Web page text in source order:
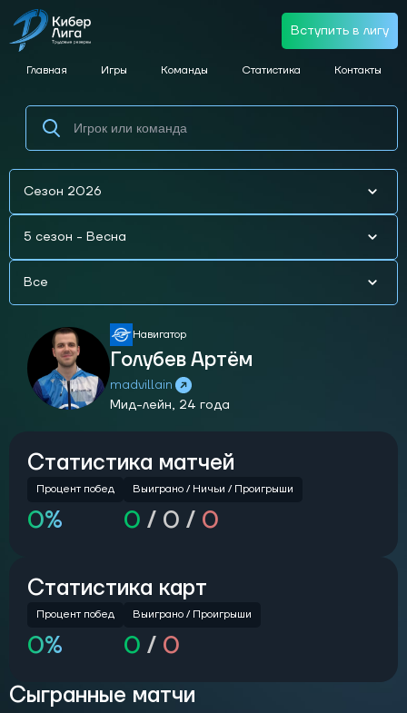
Главная Игры Команды Статистика Контакты
Вступить в лигу
Сезон 2026
5 сезон - Весна
Все
Навигатор
Голубев Артём
madvillain
Мид-лейн, 24 года
Статистика матчей
Процент побед
0%
Выиграно / Ничьи / Проигрыши
0 / 0 / 0
Статистика карт
Процент побед
0%
Выиграно / Проигрыши
0 / 0
Сыгранные матчи